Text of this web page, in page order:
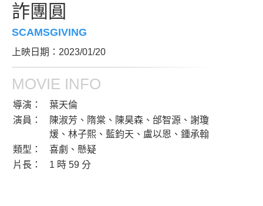
詐團圓
SCAMSGIVING
上映日期：2023/01/20
MOVIE INFO
導演：
葉天倫
演員：
陳淑芳、隋棠、陳昊森、邰智源、謝瓊
煖、林子熙、藍鈞天、盧以恩、鍾承翰
類型：
喜劇、懸疑
片長：
1 時 59 分